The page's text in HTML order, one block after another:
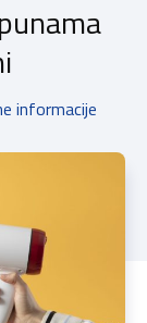
informacije